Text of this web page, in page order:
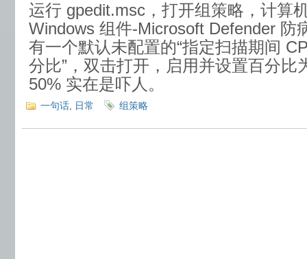
运行 gpedit.msc，打开组策略，计算
Windows 组件-Microsoft Defender 防
有一个默认未配置的“指定扫描期间
分比”，双击打开，启用并设置百分比
50% 实在是吓人。
一句话 日常 组策略